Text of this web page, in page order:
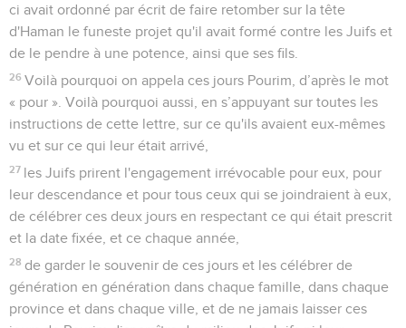
ci avait ordonné par écrit de faire retomber sur la tête
d'Haman le funeste projet qu'il avait formé contre les Juifs et
de le pendre à une potence, ainsi que ses fils.
26 Voilà pourquoi on appela ces jours Pourim, d’après le mot
« pour ». Voilà pourquoi aussi, en s’appuyant sur toutes les
instructions de cette lettre, sur ce qu'ils avaient eux-mêmes
vu et sur ce qui leur était arrivé,
27 les Juifs prirent l'engagement irrévocable pour eux, pour
leur descendance et pour tous ceux qui se joindraient à eux,
de célébrer ces deux jours en respectant ce qui était prescrit
et la date fixée, et ce chaque année,
28 de garder le souvenir de ces jours et les célébrer de
génération en génération dans chaque famille, dans chaque
province et dans chaque ville, et de ne jamais laisser ces